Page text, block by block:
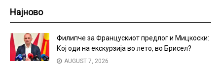
Најново
Филипче за Францускиот предлог и Мицкоски:
Кој оди на екскурзија во лето, во Брисел?
AUGUST 7, 2026